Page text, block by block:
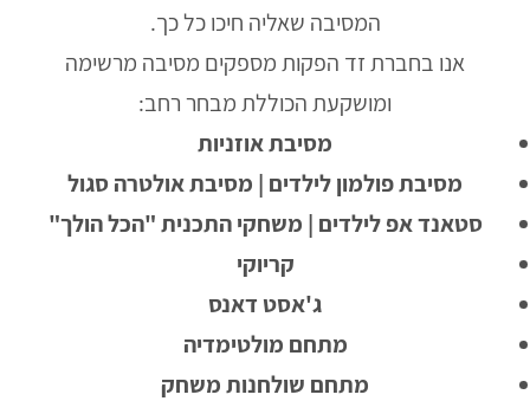
המסיבה שאליה חיכו כל כך.
אנו בחברת זד הפקות מספקים מסיבה מרשימה
ומושקעת הכוללת מבחר רחב:
מסיבת אוזניות
מסיבת פולמון לילדים | מסיבת אולטרה סגול
סטאנד אפ לילדים | משחקי התכנית "הכל הולך"
קריוקי
ג'אסט דאנס
מתחם מולטימדיה
מתחם שולחנות משחק